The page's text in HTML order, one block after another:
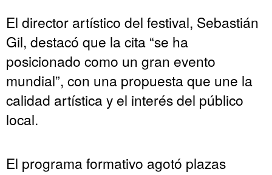
El director artístico del festival, Sebastián
Gil, destacó que la cita “se ha
posicionado como un gran evento
mundial”, con una propuesta que une la
calidad artística y el interés del público
local.
El programa formativo agotó plazas